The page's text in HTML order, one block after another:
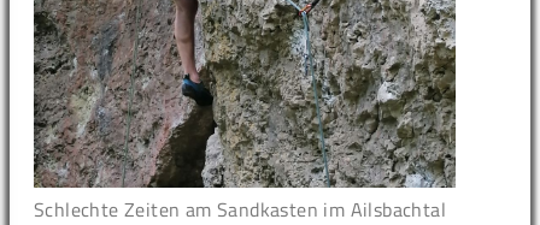
Schlechte Zeiten am Sandkasten im Ailsbachtal